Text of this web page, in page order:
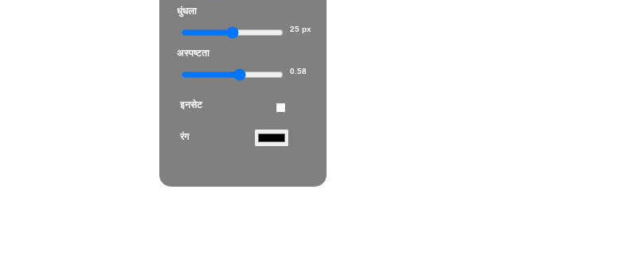
धुंधला
25 px
अस्पष्टता
0.58
इनसेट
रंग